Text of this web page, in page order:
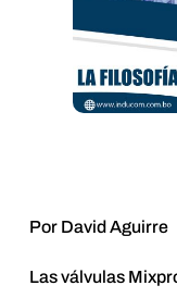
Por David Aguirre
Las válvulas